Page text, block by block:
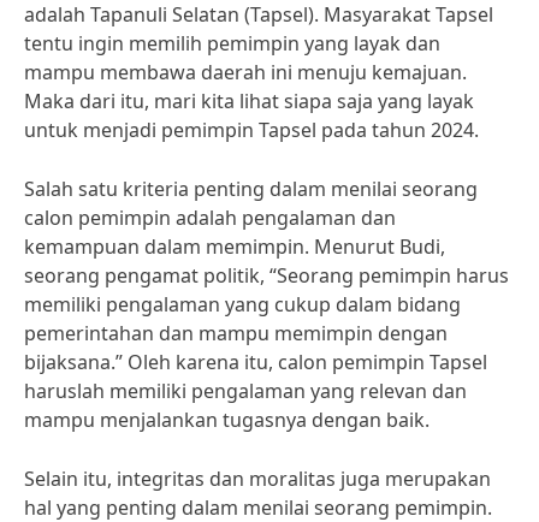
adalah Tapanuli Selatan (Tapsel). Masyarakat Tapsel
tentu ingin memilih pemimpin yang layak dan
mampu membawa daerah ini menuju kemajuan.
Maka dari itu, mari kita lihat siapa saja yang layak
untuk menjadi pemimpin Tapsel pada tahun 2024.
Salah satu kriteria penting dalam menilai seorang
calon pemimpin adalah pengalaman dan
kemampuan dalam memimpin. Menurut Budi,
seorang pengamat politik, “Seorang pemimpin harus
memiliki pengalaman yang cukup dalam bidang
pemerintahan dan mampu memimpin dengan
bijaksana.” Oleh karena itu, calon pemimpin Tapsel
haruslah memiliki pengalaman yang relevan dan
mampu menjalankan tugasnya dengan baik.
Selain itu, integritas dan moralitas juga merupakan
hal yang penting dalam menilai seorang pemimpin.